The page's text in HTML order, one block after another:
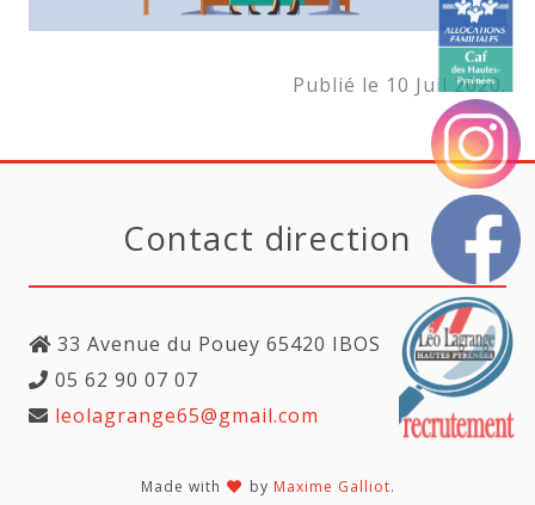
Publié le 10 Juil 2020.
Contact direction
33 Avenue du Pouey 65420 IBOS
05 62 90 07 07
leolagrange65@gmail.com
Made with by Maxime Galliot.